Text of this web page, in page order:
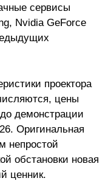
сервисы
Nvidia GeForce
проектора
цены
демонстрации
Оригинальная
непростой
обстановки новая
ценник.